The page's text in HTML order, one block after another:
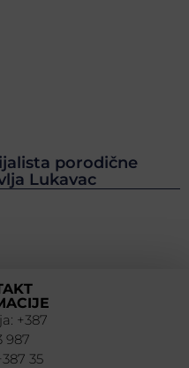
porodične
Lukavac
+387
987
35